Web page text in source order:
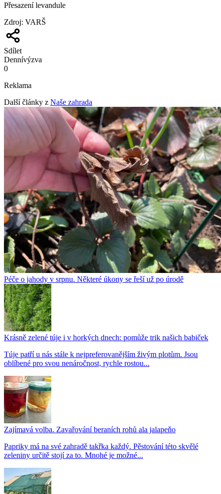
Přesazení levandule
Zdroj: VARŠ
Sdílet
Dennívýzva
0
Reklama
Další články z Naše zahrada
Péče o jahody v srpnu. Některé úkony se řeší už po úrodě
Krásně zelené túje i v horkých dnech: pomůže trik našich babiček
Túje patří u nás stále k nejpreferovanějším živým plotům. Jsou
oblíbené pro svou nenáročnost, rychle rostou...
Zajímavá volba. Zavařování beraních rohů ala jalapeňo
Papriky má na své zahradě takřka každý. Pěstování této skvělé
zeleniny určitě stojí za to. Mnohé je možné...